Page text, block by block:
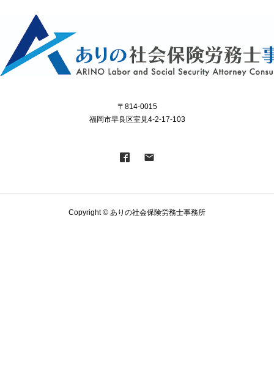
〒814-0015
福岡市早良区室見4-2-17-103
Copyright © ありの社会保険労務士事務所